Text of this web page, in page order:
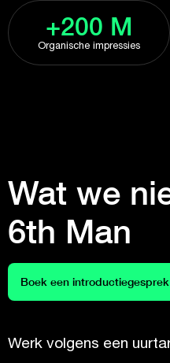
+200 M
Organische impressies
Wat we
6th Man
Boek een introductiegesprek
Werk volgens een